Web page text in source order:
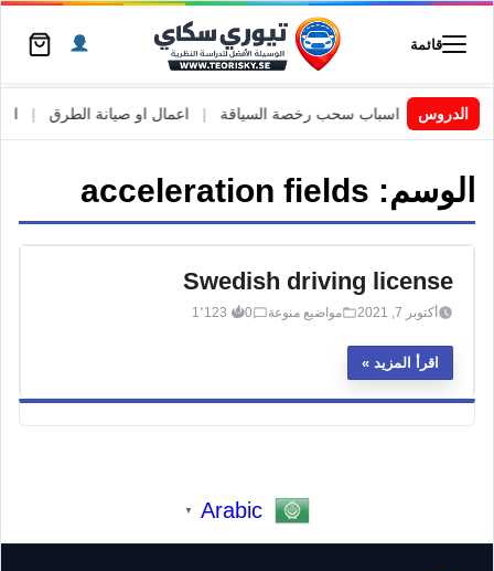
قائمة
الدروسالسويد | اسباب سحب رخصة السياقة اعمال او صيانة الطرق
الوسم: acceleration fields
Swedish driving license
أكتوبر 7, 2021 مواضيع منوعة 0 1٬123
اقرأ المزيد
Arabic
▼